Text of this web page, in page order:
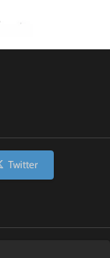
Twitter